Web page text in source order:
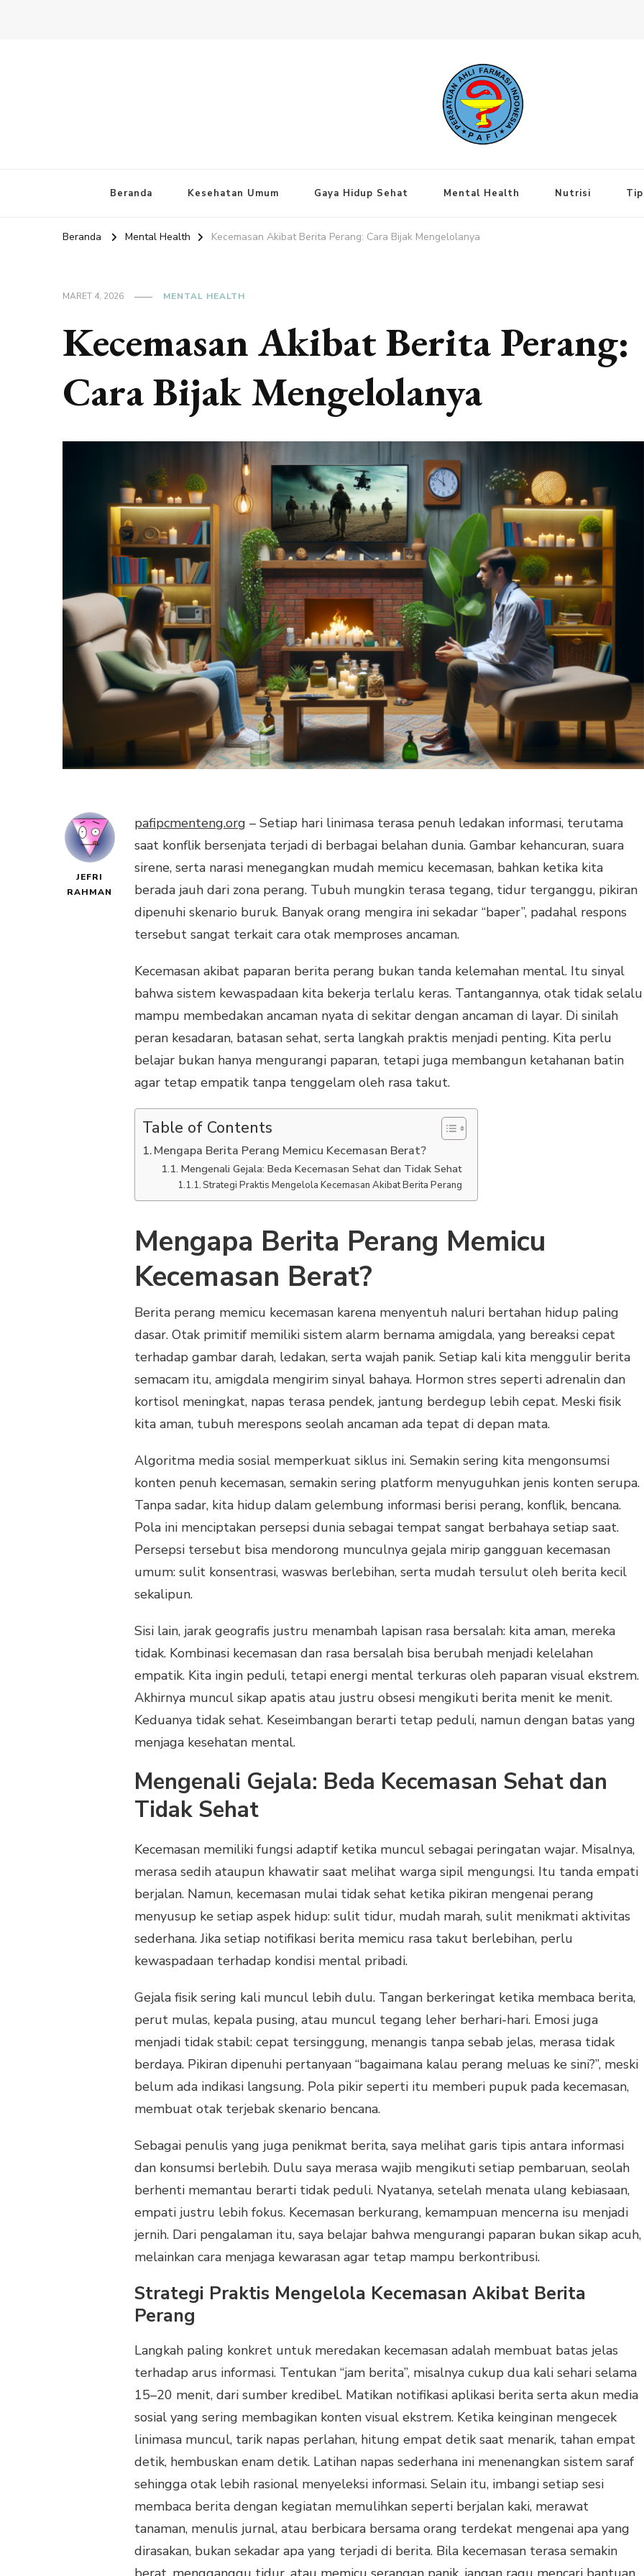
Beranda Kesehatan Umum Gaya Hidup Sehat Mental Health Nutrisi
Beranda Mental Health Kecemasan Akibat Berita Perang: Cara Bijak Mengelolanya
MARET 4, 2026 MENTAL HEALTH
Kecemasan Akibat Berita Perang:
Cara Bijak Mengelolanya
JEFRI
RAHMAN
pafipcmenteng.org – Setiap hari linimasa terasa penuh ledakan informasi, terutama
saat konflik bersenjata terjadi di berbagai belahan dunia. Gambar kehancuran, suara
sirene, serta narasi menegangkan mudah memicu kecemasan, bahkan ketika kita
berada jauh dari zona perang. Tubuh mungkin terasa tegang, tidur terganggu, pikiran
dipenuhi skenario buruk. Banyak orang mengira ini sekadar “baper”, padahal respons
tersebut sangat terkait cara otak memproses ancaman.
Kecemasan akibat paparan berita perang bukan tanda kelemahan mental. Itu sinyal
bahwa sistem kewaspadaan kita bekerja terlalu keras. Tantangannya, otak tidak selalu
mampu membedakan ancaman nyata di sekitar dengan ancaman di layar. Di sinilah
peran kesadaran, batasan sehat, serta langkah praktis menjadi penting. Kita perlu
belajar bukan hanya mengurangi paparan, tetapi juga membangun ketahanan batin
agar tetap empatik tanpa tenggelam oleh rasa takut.
Table of Contents
Mengapa Berita Perang Memicu Kecemasan Berat?
Mengenali Gejala: Beda Kecemasan Sehat dan Tidak Sehat
Strategi Praktis Mengelola Kecemasan Akibat Berita Perang
Mengapa Berita Perang Memicu
Kecemasan Berat?
Berita perang memicu kecemasan karena menyentuh naluri bertahan hidup paling
dasar. Otak primitif memiliki sistem alarm bernama amigdala, yang bereaksi cepat
terhadap gambar darah, ledakan, serta wajah panik. Setiap kali kita menggulir berita
semacam itu, amigdala mengirim sinyal bahaya. Hormon stres seperti adrenalin dan
kortisol meningkat, napas terasa pendek, jantung berdegup lebih cepat. Meski fisik
kita aman, tubuh merespons seolah ancaman ada tepat di depan mata.
Algoritma media sosial memperkuat siklus ini. Semakin sering kita mengonsumsi
konten penuh kecemasan, semakin sering platform menyuguhkan jenis konten serupa.
Tanpa sadar, kita hidup dalam gelembung informasi berisi perang, konflik, bencana.
Pola ini menciptakan persepsi dunia sebagai tempat sangat berbahaya setiap saat.
Persepsi tersebut bisa mendorong munculnya gejala mirip gangguan kecemasan
umum: sulit konsentrasi, waswas berlebihan, serta mudah tersulut oleh berita kecil
sekalipun.
Sisi lain, jarak geografis justru menambah lapisan rasa bersalah: kita aman, mereka
tidak. Kombinasi kecemasan dan rasa bersalah bisa berubah menjadi kelelahan
empatik. Kita ingin peduli, tetapi energi mental terkuras oleh paparan visual ekstrem.
Akhirnya muncul sikap apatis atau justru obsesi mengikuti berita menit ke menit.
Keduanya tidak sehat. Keseimbangan berarti tetap peduli, namun dengan batas yang
menjaga kesehatan mental.
Mengenali Gejala: Beda Kecemasan Sehat dan
Tidak Sehat
Kecemasan memiliki fungsi adaptif ketika muncul sebagai peringatan wajar. Misalnya,
merasa sedih ataupun khawatir saat melihat warga sipil mengungsi. Itu tanda empati
berjalan. Namun, kecemasan mulai tidak sehat ketika pikiran mengenai perang
menyusup ke setiap aspek hidup: sulit tidur, mudah marah, sulit menikmati aktivitas
sederhana. Jika setiap notifikasi berita memicu rasa takut berlebihan, perlu
kewaspadaan terhadap kondisi mental pribadi.
Gejala fisik sering kali muncul lebih dulu. Tangan berkeringat ketika membaca berita,
perut mulas, kepala pusing, atau muncul tegang leher berhari-hari. Emosi juga
menjadi tidak stabil: cepat tersinggung, menangis tanpa sebab jelas, merasa tidak
berdaya. Pikiran dipenuhi pertanyaan “bagaimana kalau perang meluas ke sini?”, meski
belum ada indikasi langsung. Pola pikir seperti itu memberi pupuk pada kecemasan,
membuat otak terjebak skenario bencana.
Sebagai penulis yang juga penikmat berita, saya melihat garis tipis antara informasi
dan konsumsi berlebih. Dulu saya merasa wajib mengikuti setiap pembaruan, seolah
berhenti memantau berarti tidak peduli. Nyatanya, setelah menata ulang kebiasaan,
empati justru lebih fokus. Kecemasan berkurang, kemampuan mencerna isu menjadi
jernih. Dari pengalaman itu, saya belajar bahwa mengurangi paparan bukan sikap acuh,
melainkan cara menjaga kewarasan agar tetap mampu berkontribusi.
Strategi Praktis Mengelola Kecemasan Akibat Berita
Perang
Langkah paling konkret untuk meredakan kecemasan adalah membuat batas jelas
terhadap arus informasi. Tentukan “jam berita”, misalnya cukup dua kali sehari selama
15–20 menit, dari sumber kredibel. Matikan notifikasi aplikasi berita serta akun media
sosial yang sering membagikan konten visual ekstrem. Ketika keinginan mengecek
linimasa muncul, tarik napas perlahan, hitung empat detik saat menarik, tahan empat
detik, hembuskan enam detik. Latihan napas sederhana ini menenangkan sistem saraf
sehingga otak lebih rasional menyeleksi informasi. Selain itu, imbangi setiap sesi
membaca berita dengan kegiatan memulihkan seperti berjalan kaki, merawat
tanaman, menulis jurnal, atau berbicara bersama orang terdekat mengenai apa yang
dirasakan, bukan sekadar apa yang terjadi di berita. Bila kecemasan terasa semakin